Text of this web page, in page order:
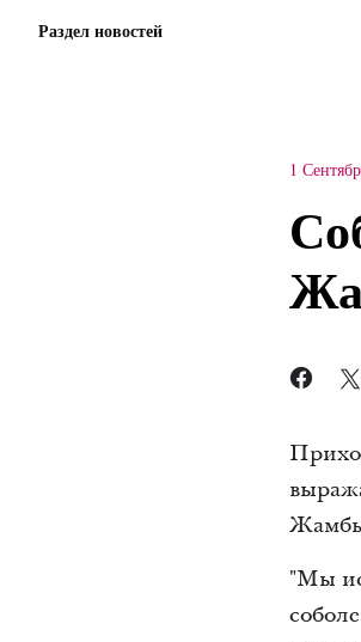
Раздел новостей
1
"Мы